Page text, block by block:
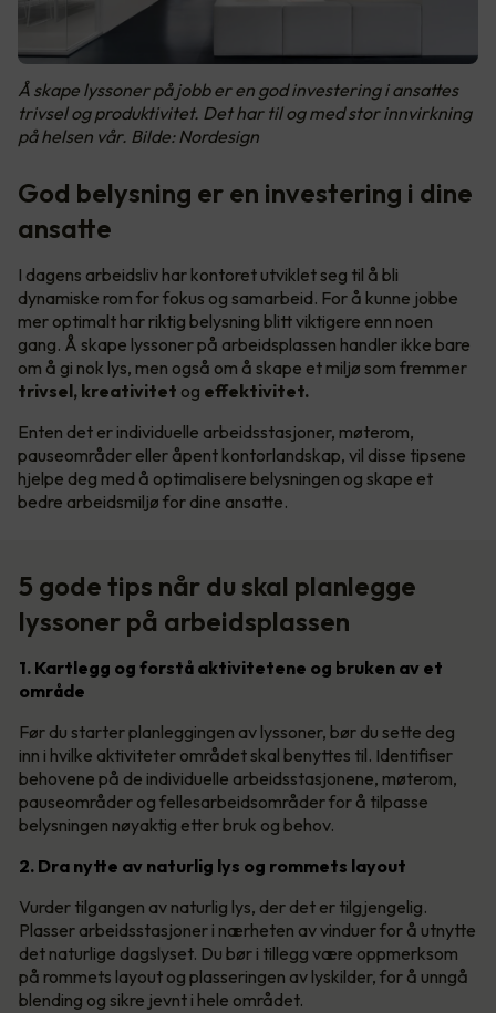
Å skape lyssoner på jobb er en god investering i ansattes
trivsel og produktivitet. Det har til og med stor innvirkning
på helsen vår. Bilde: Nordesign
God belysning er en investering i dine
ansatte
I dagens arbeidsliv har kontoret utviklet seg til å bli
dynamiske rom for fokus og samarbeid. For å kunne jobbe
mer optimalt har riktig belysning blitt viktigere enn noen
gang. Å skape lyssoner på arbeidsplassen handler ikke bare
om å gi nok lys, men også om å skape et miljø som fremmer
trivsel, kreativitet og effektivitet.
Enten det er individuelle arbeidsstasjoner, møterom,
pauseområder eller åpent kontorlandskap, vil disse tipsene
hjelpe deg med å optimalisere belysningen og skape et
bedre arbeidsmiljø for dine ansatte.
5 gode tips når du skal planlegge
lyssoner på arbeidsplassen
1. Kartlegg og forstå aktivitetene og bruken av et
område
Før du starter planleggingen av lyssoner, bør du sette deg
inn i hvilke aktiviteter området skal benyttes til. Identifiser
behovene på de individuelle arbeidsstasjonene, møterom,
pauseområder og fellesarbeidsområder for å tilpasse
belysningen nøyaktig etter bruk og behov.
2. Dra nytte av naturlig lys og rommets layout
Vurder tilgangen av naturlig lys, der det er tilgjengelig.
Plasser arbeidsstasjoner i nærheten av vinduer for å utnytte
det naturlige dagslyset. Du bør i tillegg være oppmerksom
på rommets layout og plasseringen av lyskilder, for å unngå
blending og sikre jevnt i hele området.